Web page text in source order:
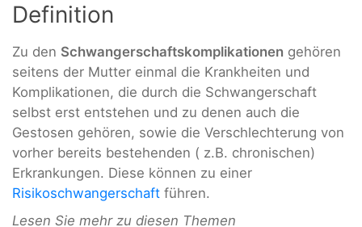
Definition
Zu den Schwangerschaftskomplikationen gehören
seitens der Mutter einmal die Krankheiten und
Komplikationen, die durch die Schwangerschaft
selbst erst entstehen und zu denen auch die
Gestosen gehören, sowie die Verschlechterung von
vorher bereits bestehenden ( z.B. chronischen)
Erkrankungen. Diese können zu einer
Risikoschwangerschaft führen.
Lesen Sie mehr zu diesen Themen